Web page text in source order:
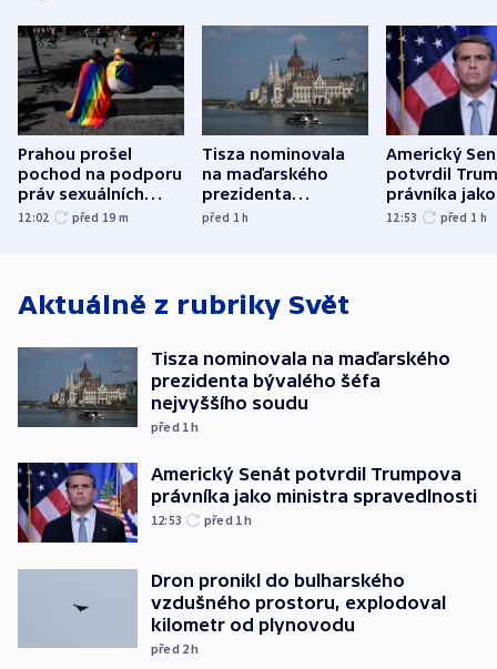
Prahou prošel
pochod na podporu
práv sexuálních
menšin
12:02 před 19 m
Tisza nominovala
na maďarského
prezidenta
bývalého šéfa
před 1h
Americký
potvrdil
právníka jako
ministra
12:53 před 1 h
Aktuálně z rubriky Svět
Tisza nominovala na maďarského
prezidenta bývalého šéfa
nejvyššího soudu
před 1h
Americký Senát potvrdil Trumpova
právníka jako ministra spravedlnosti
12:53 před 1h
Dron pronikl do bulharského
vzdušného prostoru, explodoval
kilometr od plynovodu
před 2h